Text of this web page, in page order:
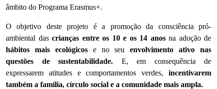
âmbito do Programa Erasmus+.
O objetivo deste projeto é a promoção da consciência pró-
ambiental das crianças entre os 10 e os 14 anos na adoção de
hábitos mais ecológicos e no seuenvolvimento ativo nas
questões de sustentabilidade. E, em consequência de
expressarem atitudes e comportamentos verdes, incentivarem
também a família, círculo social e a comunidade mais ampla.